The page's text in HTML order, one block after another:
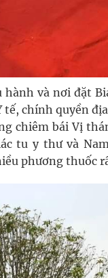
và nơi đặt
tế, chính quyền
chiêm bái Vị
tu y thư và
phương thuốc